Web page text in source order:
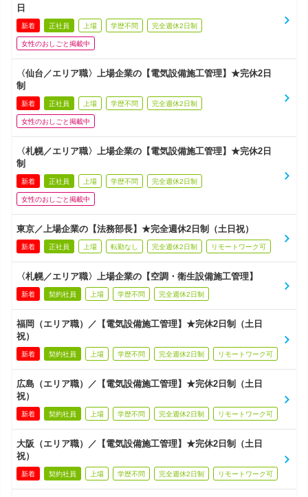
日
新着 正社員 上場 学歴不問 完全週休2日制
女性のおしごと掲載中
〈仙台／エリア職〉上場企業の【電気設備施工管理】★完休2日
制
新着 正社員 上場 学歴不問 完全週休2日制
女性のおしごと掲載中
〈札幌／エリア職〉上場企業の【電気設備施工管理】★完休2日
制
新着 正社員 上場 学歴不問 完全週休2日制
女性のおしごと掲載中
東京／上場企業の【法務部長】★完全週休2日制（土日祝）
新着 正社員 上場 転勤なし 完全週休2日制 リモートワーク可
〈札幌／エリア職〉上場企業の【空調・衛生設備施工管理】
新着 契約社員 上場 学歴不問 完全週休2日制
福岡（エリア職）／【電気設備施工管理】★完休2日制（土日
祝）
新着 契約社員 上場 学歴不問 完全週休2日制 リモートワーク可
広島（エリア職）／【電気設備施工管理】★完休2日制（土日
祝）
新着 契約社員 上場 学歴不問 完全週休2日制 リモートワーク可
大阪（エリア職）／【電気設備施工管理】★完休2日制（土日
祝）
新着 契約社員 上場 学歴不問 完全週休2日制 リモートワーク可